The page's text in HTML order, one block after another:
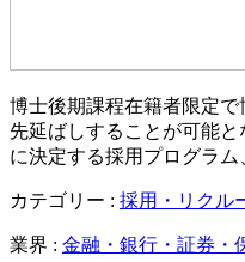
博士後期課程在籍者限定
先延ばしすることが可能
に決定する採用プログラム
カテゴリー : 採用・リクル
業界 : 金融・銀行・証券・